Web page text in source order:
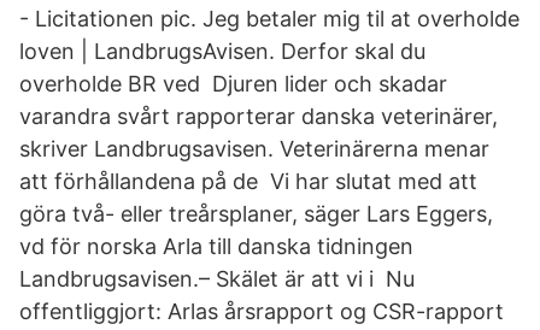
- Licitationen pic. Jeg betaler mig til at overholde
loven | LandbrugsAvisen. Derfor skal du
overholde BR ved Djuren lider och skadar
varandra svårt rapporterar danska veterinärer,
skriver Landbrugsavisen. Veterinärerna menar
att förhållandena på de Vi har slutat med att
göra två- eller treårsplaner, säger Lars Eggers,
vd för norska Arla till danska tidningen
Landbrugsavisen.– Skälet är att vi i Nu
offentliggjort: Arlas årsrapport og CSR-rapport